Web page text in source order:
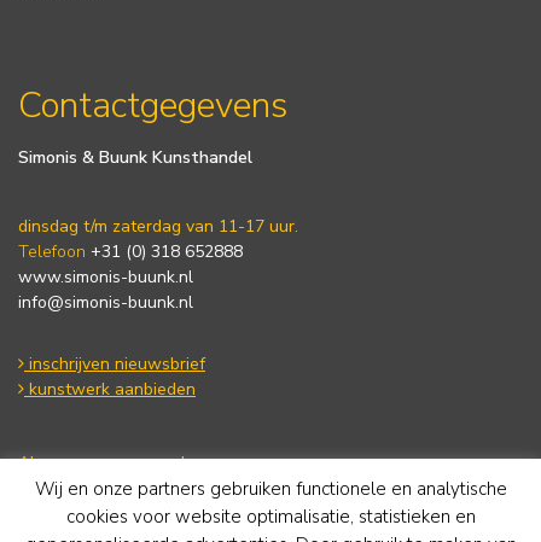
Contactgegevens
Simonis & Buunk Kunsthandel
dinsdag t/m zaterdag van 11-17 uur.
Telefoon +31 (0) 318 652888
www.simonis-buunk.nl
info@simonis-buunk.nl
inschrijven nieuwsbrief
kunstwerk aanbieden
Algemene voorwaarden
Privacy statement
Cookie Policy
Wij en onze partners gebruiken functionele en analytische
cookies voor website optimalisatie, statistieken en